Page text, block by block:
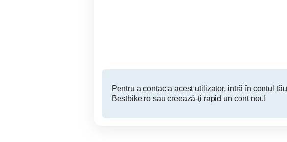
Pentru a contacta acest utilizator, intră în contul tău
Bestbike.ro sau creează-ți rapid un cont nou!